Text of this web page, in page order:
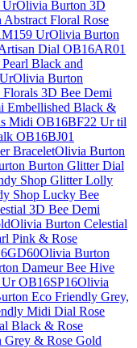
UrOlivia Burton 3D
Floral Rose
UrOlivia Burton
Dial OB16AR01
Black and
Olivia Burton
3D Bee Demi
Embellished Black &
Midi OB16BF22 Ur til
OB16BJ01
BraceletOlivia Burton
Burton Glitter Dial
Shop Glitter Lolly
Shop Lucky Bee
3D Bee Demi
Olivia Burton Celestial
Pink & Rose
Olivia Burton
Dameur Bee Hive
OB16SP16Olivia
Eco Friendly Grey,
Midi Dial Rose
Black & Rose
& Rose Gold